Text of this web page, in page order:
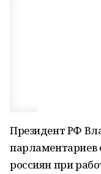
Президент РФ
парламентариев
россиян при